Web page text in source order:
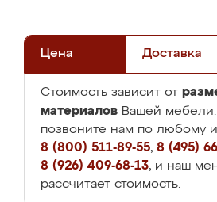
Цена Доставка
Стоимость зависит от
материалов Вашей
позвоните нам по любому
8 (800) 511-89-55, 8 (495)
8 (926) 409-68-13, и наш
рассчитает стоимость.